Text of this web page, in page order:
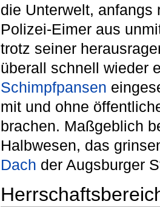
die Unterwelt, anfangs
Polizei-Eimer aus
trotz seiner
überall schnell wieder
Schimpfpansen
mit und ohne
brachen. Maßgeblich
Halbwesen, das
Dach der Augsburger